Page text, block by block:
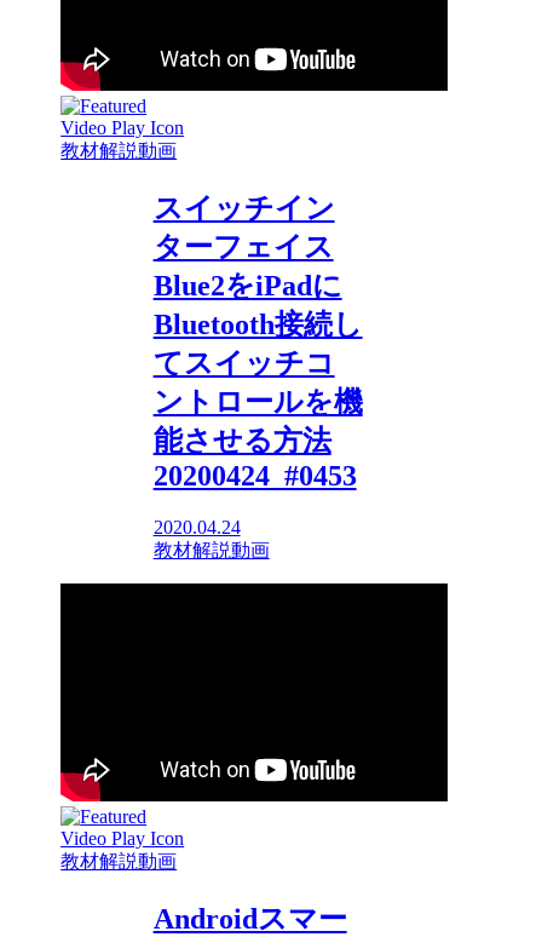
教材解説動画
スイッチイン
ターフェイス
Blue2をiPadに
Bluetooth接続し
てスイッチコ
ントロールを機
能させる方法
20200424_#0453
2020.04.24
教材解説動画
教材解説動画
Androidスマー